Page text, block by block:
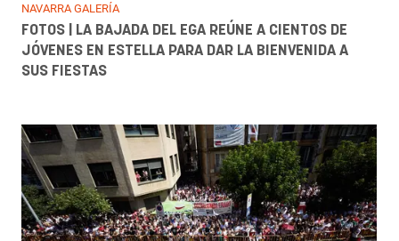
NAVARRA GALERÍA
FOTOS | LA BAJADA DEL EGA REÚNE A CIENTOS DE
JÓVENES EN ESTELLA PARA DAR LA BIENVENIDA A
SUS FIESTAS